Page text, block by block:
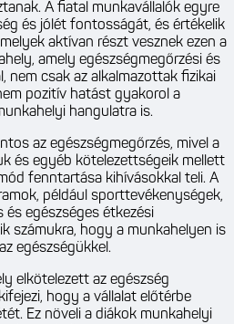
A fiatal munkavállalók egyre
és jólét fontosságát, és értékelik
aktívan részt vesznek ezen a
amely egészségmegőrzési és
nem csak az alkalmazottak fizikai
pozitív hatást gyakorol a
hangulatra is.
az egészségmegőrzés, mivel a
és egyéb kötelezettségeik mellett
fenntartása kihívásokkal teli. A
például sporttevékenységek,
és egészséges étkezési
számukra, hogy a munkahelyen is
egészségükkel.
elkötelezett az egészség
hogy a vállalat előtérbe
Ez növeli a diákok munkahelyi